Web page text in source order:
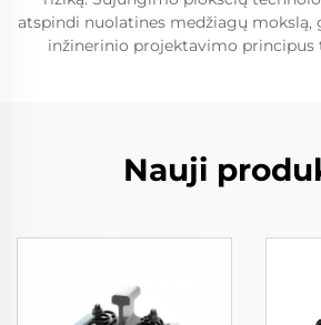
atspindi nuolatines medžiagų mokslą,
inžinerinio projektavimo principus
Nauji